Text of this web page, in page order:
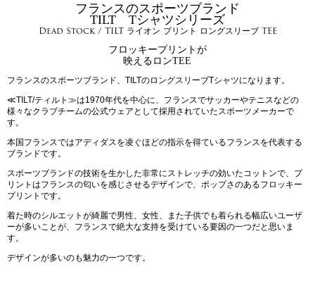
フランスのスポーツブランド
TILT Tシャツシリーズ
Dead Stock / TILT ライオン プリント ロングスリーブ TEE
フロッキープリントが
映えるロンTEE
フランスのスポーツブランド、TILTのロングスリーブTシャツになります。
≪TILT/ティルト≫は1970年代を中心に、フランスでサッカーやテニスなどの
様々なクラブチームの公式ウェアとして採用されていたスポーツメーカーで
す。
本国フランスではアディダスを凌ぐほどの指示を得ているフランスを代表する
ブランドです。
スポーツブランドの技術を生かした非常にストレッチの効いたコットンで、プ
リントはフランスの匂いを感じさせるデザインで、ポップさのあるフロッキー
プリントです。
着た時のシルエットが綺麗で男性、女性、また子供でも着られる幅広いユーザ
ーが多いことが、フランスで絶大な支持を受けている要因の一つだと思いま
す。
デザインが多いのも魅力の一つです。